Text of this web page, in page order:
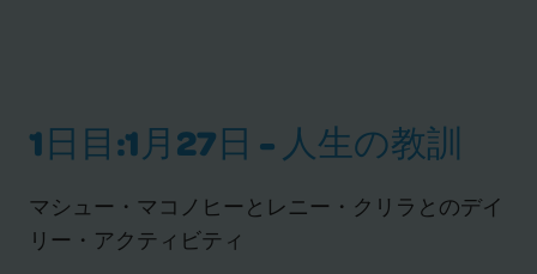
1日目:1月27日 - 人生の教訓
マシュー・マコノヒーとレニー・クリラとのデイ
リー・アクティビティ